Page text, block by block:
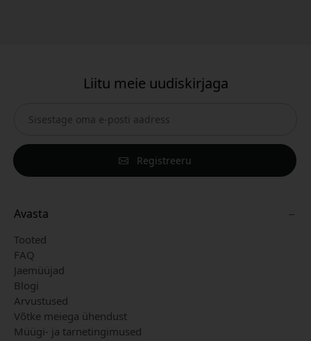
Liitu meie uudiskirjaga
Registreeru
Avasta
Tooted
FAQ
Jaemüüjad
Blogi
Arvustused
Võtke meiega ühendust
Müügi- ja tarnetingimused